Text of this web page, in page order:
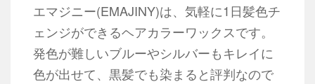
エマジニー(EMAJINY)は、気軽に1日髪色チ
ェンジができるヘアカラーワックスです。
発色が難しいブルーやシルバーもキレイに
色が出せて、黒髪でも染まると評判なので